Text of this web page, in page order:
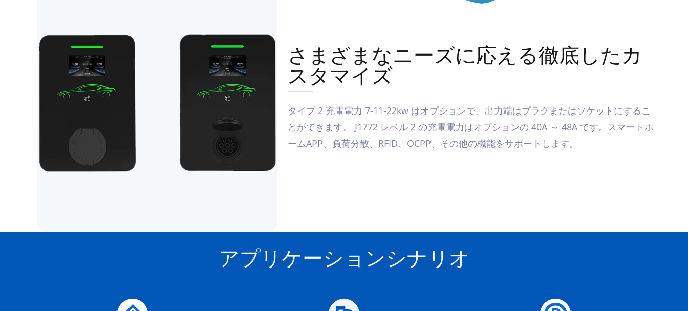
さまざまなニーズに応える徹底したカ
スタマイズ
タイプ 2 充電電力 7-11-22kw はオプションで、出力端はプラグまたはソケットにするこ